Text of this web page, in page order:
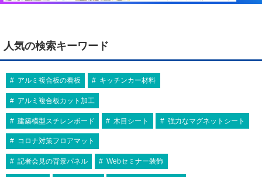
人気の検索キーワード
アルミ複合板の看板 キッチンカー材料
アルミ複合板カット加工
建築模型スチレンボード 木目シート 強力なマグネットシート
コロナ対策フロアマット
記者会見の背景パネル Webセミナー装飾